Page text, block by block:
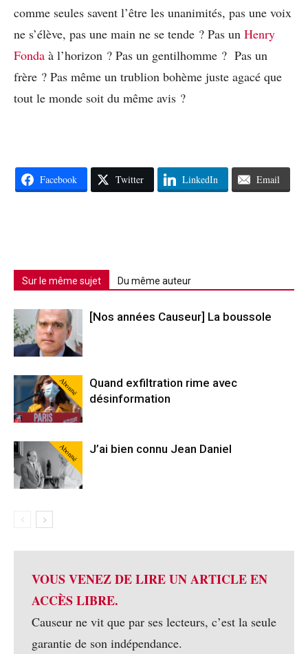
comme seules savent l’être les unanimités, pas une voix
ne s’élève, pas une main ne se tende ? Pas un Henry
Fonda à l’horizon ? Pas un gentilhomme ? Pas un
frère ? Pas même un trublion bohème juste agacé que
tout le monde soit du même avis ?
Facebook Twitter LinkedIn Email
Sur le même sujet Du même auteur
[Nos années Causeur] La boussole
Abonné
Quand exfiltration rime avec
désinformation
Abonné J’ai bien connu Jean Daniel
VOUS VENEZ DE LIRE UN ARTICLE EN
ACCÈS LIBRE.
Causeur ne vit que par ses lecteurs, c’est la seule
garantie de son indépendance.